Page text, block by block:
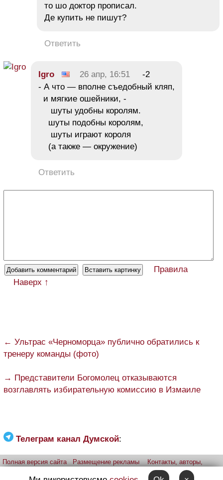
то шо доктор прописал.
Де купить не пишут?
Ответить
Igro 26 апр, 16:51
-2
- А что — вполне съедобный кляп,
и мягкие ошейники, -
шуты удобны королям.
шуты подобны королям,
шуты играют короля
(а также — окружение)
Ответить
Правила
Наверх ↑
← Ультрас «Черноморца» публично обратились к
тренеру команды (фото)
→ Представители Богомолец отказываются
возглавлять избирательную комиссию в Измаиле
Телеграм канал Думской:
Полная версия сайта Размещение рекламы
Контакты, авторы,
iPhone